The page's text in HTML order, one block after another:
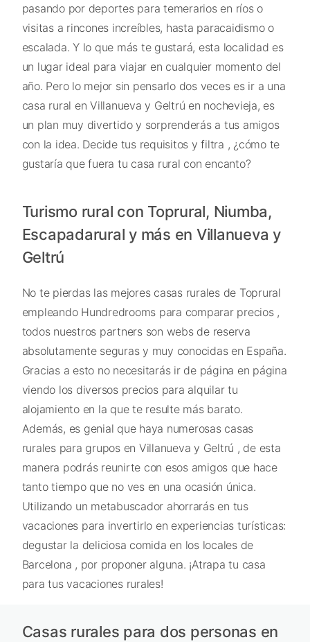
pasando por deportes para temerarios en ríos o
visitas a rincones increíbles, hasta paracaidismo o
escalada. Y lo que más te gustará, esta localidad es
un lugar ideal para viajar en cualquier momento del
año. Pero lo mejor sin pensarlo dos veces es ir a una
casa rural en Villanueva y Geltrú en nochevieja, es
un plan muy divertido y sorprenderás a tus amigos
con la idea. Decide tus requisitos y filtra , ¿cómo te
gustaría que fuera tu casa rural con encanto?
Turismo rural con Toprural, Niumba,
Escapadarural y más en Villanueva y
Geltrú
No te pierdas las mejores casas rurales de Toprural
empleando Hundredrooms para comparar precios ,
todos nuestros partners son webs de reserva
absolutamente seguras y muy conocidas en España.
Gracias a esto no necesitarás ir de página en página
viendo los diversos precios para alquilar tu
alojamiento en la que te resulte más barato.
Además, es genial que haya numerosas casas
rurales para grupos en Villanueva y Geltrú , de esta
manera podrás reunirte con esos amigos que hace
tanto tiempo que no ves en una ocasión única.
Utilizando un metabuscador ahorrarás en tus
vacaciones para invertirlo en experiencias turísticas:
degustar la deliciosa comida en los locales de
Barcelona , por proponer alguna. ¡Atrapa tu casa
para tus vacaciones rurales!
Casas rurales para dos personas en